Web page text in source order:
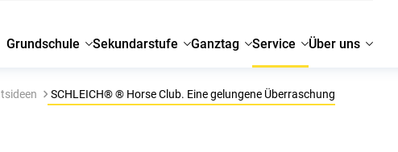
Grundschule Sekundarstufe Ganztag Service Über uns
SCHLEICH® ® Horse Club. Eine gelungene Überraschung